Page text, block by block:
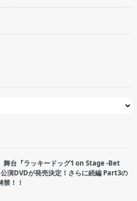
舞台『ラッキードッグ1 on Stage -Bet
演DVDが発売決定！さらに続編 Part3の
禁！！